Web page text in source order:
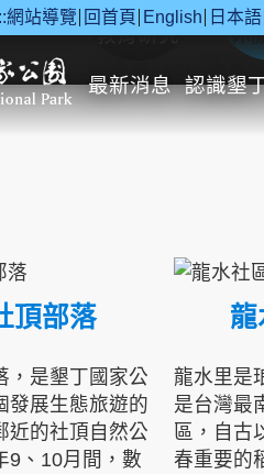
網站導覽 回首頁 English 日本語
最新消息 認識墾
教育研究 休
頂部落
，是墾丁國家公
發展生態旅遊的
近的社頂自然公
9、10月間，數
龍
龍水里是
是台灣最
區，自古
春重要的